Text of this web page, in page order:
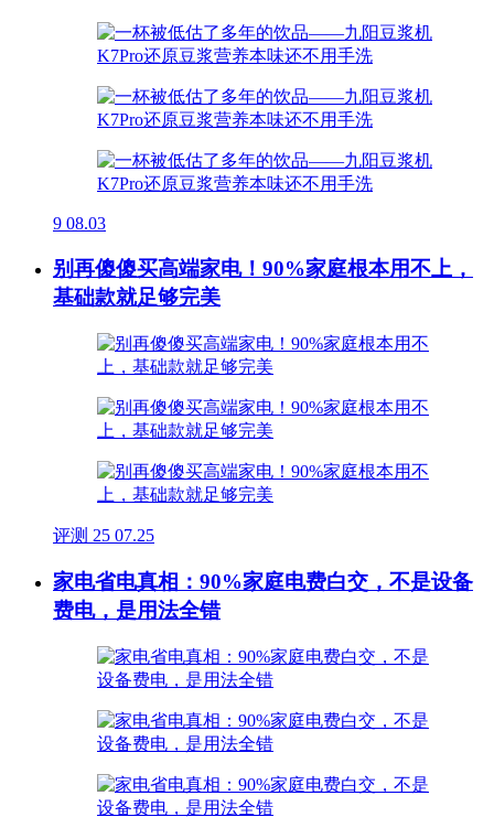
9 08.03
别再傻傻买高端家电！90%家庭根本用不上，
基础款就足够完美
评测 25 07.25
家电省电真相：90%家庭电费白交，不是设备
费电，是用法全错